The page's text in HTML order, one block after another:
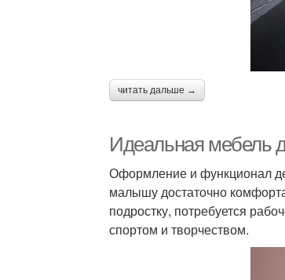
читать дальше →
Идеальная мебель
Оформление и функционал
малышу достаточно
подростку, потребуется
спортом и творчеством.